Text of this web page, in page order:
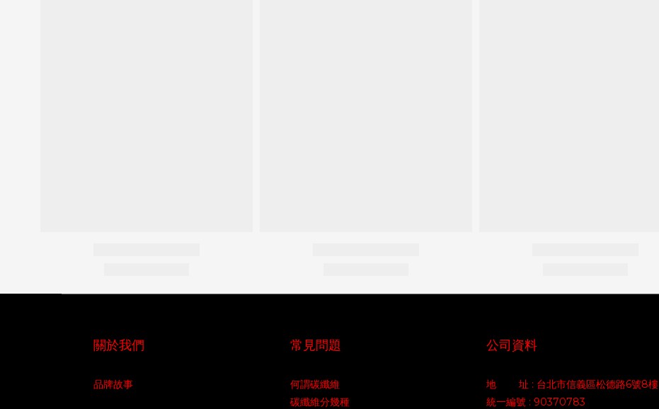
關於我們
品牌故事
常見問題
何謂碳纖維
碳纖維分幾種
公司資料
地 址 : 台北市信義區松德路6號8樓
統一編號 : 90370783